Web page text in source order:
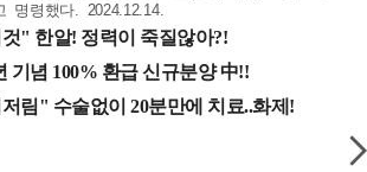
명령했다. 2024.12.14.